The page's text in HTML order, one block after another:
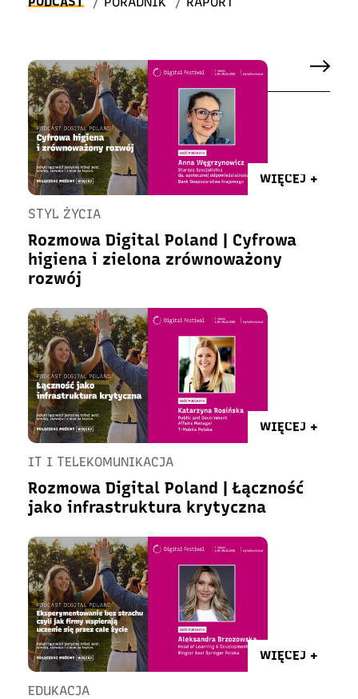
WIĘCEJ +
STYL ŻYCIA
Rozmowa Digital Poland | Cyfrowa
higiena i zielona zrównoważony
rozwój
WIĘCEJ +
IT I TELEKOMUNIKACJA
Rozmowa Digital Poland | Łączność
jako infrastruktura krytyczna
WIĘCEJ +
EDUKACJA